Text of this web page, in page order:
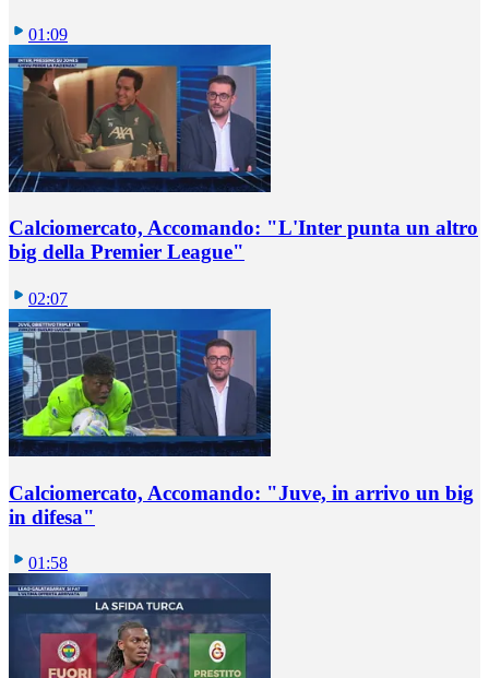
01:09
Calciomercato, Accomando: "L'Inter punta un altro
big della Premier League"
02:07
Calciomercato, Accomando: "Juve, in arrivo un big
in difesa"
01:58